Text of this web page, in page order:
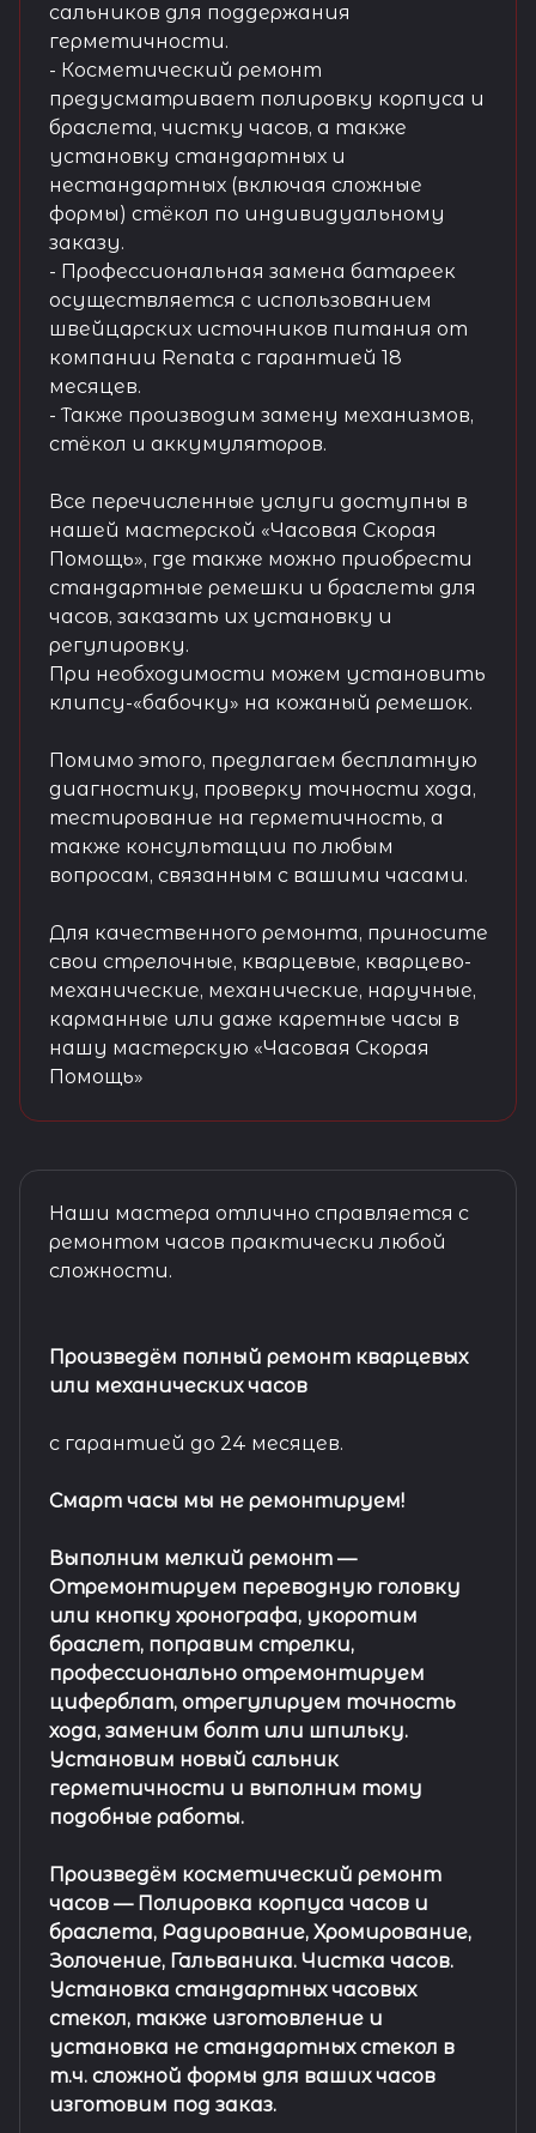
сальников для поддержания
герметичности.
- Косметический ремонт
предусматривает полировку корпуса и
браслета, чистку часов, а также
установку стандартных и
нестандартных (включая сложные
формы) стёкол по индивидуальному
заказу.
- Профессиональная замена батареек
осуществляется с использованием
швейцарских источников питания от
компании Renata с гарантией 18
месяцев.
- Также производим замену механизмов,
стёкол и аккумуляторов.
Все перечисленные услуги доступны в
нашей мастерской «Часовая Скорая
Помощь», где также можно приобрести
стандартные ремешки и браслеты для
часов, заказать их установку и
регулировку.
При необходимости можем установить
клипсу-«бабочку» на кожаный ремешок.
Помимо этого, предлагаем бесплатную
диагностику, проверку точности хода,
тестирование на герметичность, а
также консультации по любым
вопросам, связанным с вашими часами.
Для качественного ремонта, приносите
свои стрелочные, кварцевые, кварцево-
механические, механические, наручные,
карманные или даже каретные часы в
нашу мастерскую «Часовая Скорая
Помощь»
Наши мастера отлично справляется с
ремонтом часов практически любой
сложности.
Произведём полный ремонт кварцевых
или механических часов
с гарантией до 24 месяцев.
Смарт часы мы не ремонтируем!
Выполним мелкий ремонт —
Отремонтируем переводную головку
или кнопку хронографа, укоротим
браслет, поправим стрелки,
профессионально отремонтируем
циферблат, отрегулируем точность
хода, заменим болт или шпильку.
Установим новый сальник
герметичности и выполним тому
подобные работы.
Произведём косметический ремонт
часов — Полировка корпуса часов и
браслета, Радирование, Хромирование,
Золочение, Гальваника. Чистка часов.
Установка стандартных часовых
стекол, также изготовление и
установка не стандартных стекол в
т.ч. сложной формы для ваших часов
изготовим под заказ.